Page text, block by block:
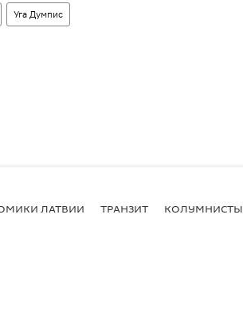
Уга Думпис
ЛАТВИИ ТРАНЗИТ КОЛУМНИСТЫ